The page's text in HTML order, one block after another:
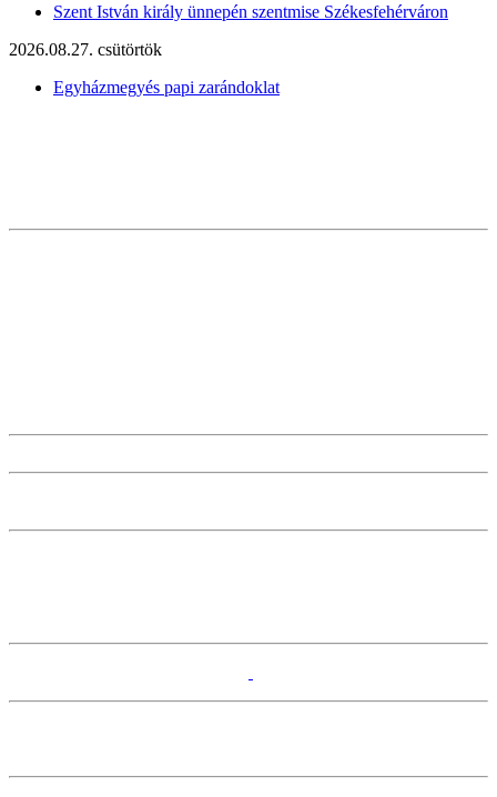
Szent István király ünnepén szentmise Székesfehérváron
2026.08.27. csütörtök
Egyházmegyés papi zarándoklat